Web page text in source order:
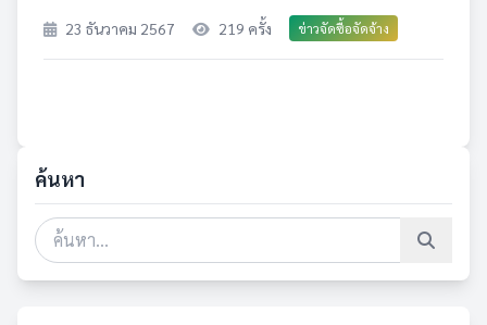
23 ธันวาคม 2567 219 ครั้ง ข่าวจัดซื้อจัดจ้าง
ค้นหา